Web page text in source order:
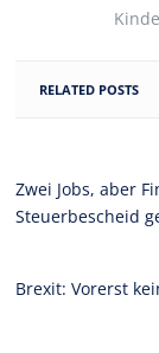
RELATED POSTS
Zwei Jobs, aber
Steuerbescheid
Brexit: Vorerst